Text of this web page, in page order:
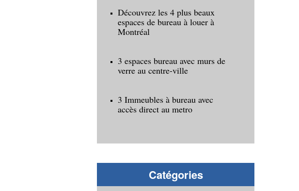
Découvrez les 4 plus beaux
espaces de bureau à louer à
Montréal
3 espaces bureau avec murs de
verre au centre-ville
3 Immeubles à bureau avec
accès direct au metro
Catégories